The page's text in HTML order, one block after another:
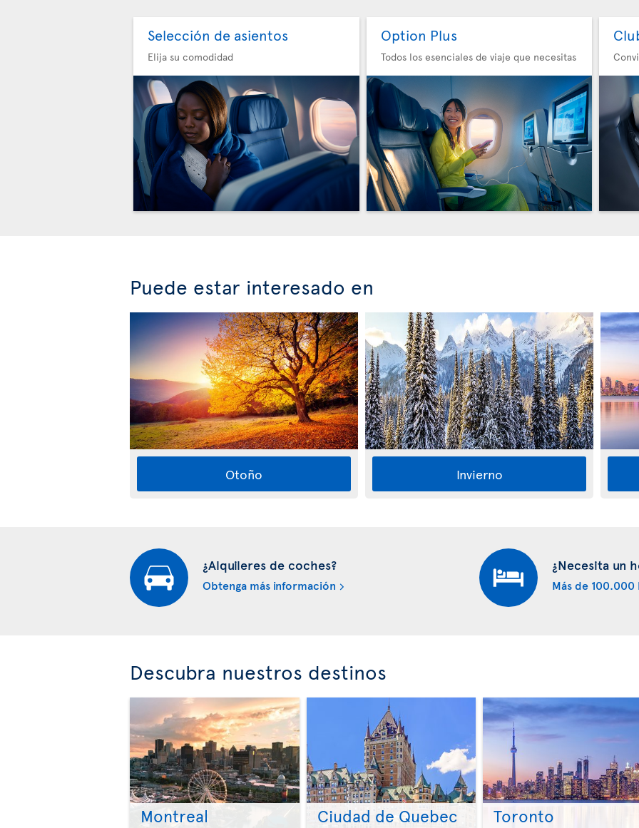
Selección de asientos
Elija su comodidad
Option Plus
Todos los esenciales de viaje que necesitas
Puede estar interesado en
Otoño Invierno
¿Alquileres de coches?
Obtenga más información
¿Necesita un
Más de
Descubra nuestros destinos
Montreal Ciudad de Quebec Toronto